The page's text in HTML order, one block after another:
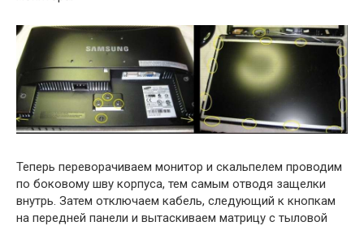
Теперь переворачиваем монитор и скальпелем проводим
по боковому шву корпуса, тем самым отводя защелки
внутрь. Затем отключаем кабель, следующий к кнопкам
на передней панели и вытаскиваем матрицу с тыловой